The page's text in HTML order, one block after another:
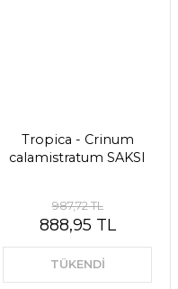
Tropica - Crinum
calamistratum SAKSI
987,72 TL
888,95 TL
TÜKENDİ